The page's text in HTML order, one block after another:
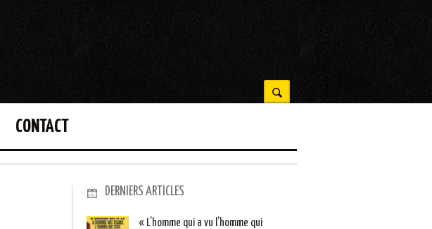
CONTACT
DERNIERS ARTICLES
« L’homme qui a vu l’homme qui